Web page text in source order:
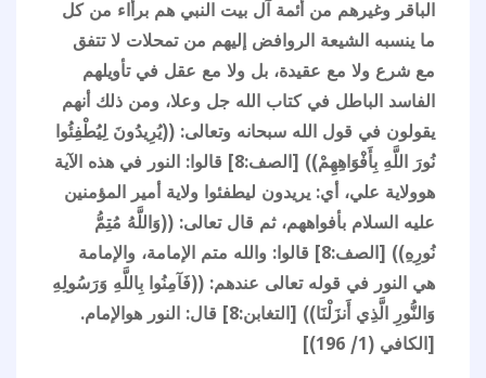
الباقر وغيرهم من أئمة آل بيت النبي هم برأاء من كل
ما ينسبه الشيعة الروافض إليهم من تمحلات لا تتفق
مع شرع ولا مع عقيدة، بل ولا مع عقل في تأويلهم
الفاسد الباطل في كتاب الله جل وعلا، ومن ذلك أنهم
يقولون في قول الله سبحانه وتعالى: ((يُرِيدُونَ لِيُطْفِئُوا
نُورَ اللَّهِ بِأَفْوَاهِهِمْ)) [الصف:8] قالوا: النور في هذه الآية
هوولاية علي، أي: يريدون ليطفئوا ولاية أمير المؤمنين
عليه السلام بأفواههم، ثم قال تعالى: ((وَاللَّهُ مُتِمُّ
نُورِهِ)) [الصف:8] قالوا: والله متم الإمامة، والإمامة
هي النور في قوله تعالى عندهم: ((فَآمِنُوا بِاللَّهِ وَرَسُولِهِ
وَالنُّورِ الَّذِي أَنزَلْنَا)) [التغابن:8] قال: النور هوالإمام.
[الكافي (1/ 196)]